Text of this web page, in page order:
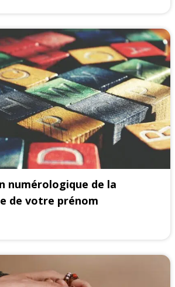
numérologique de la
de votre prénom